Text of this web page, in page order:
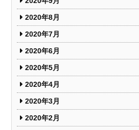
2020年8月
2020年7月
2020年6月
2020年5月
2020年4月
2020年3月
2020年2月